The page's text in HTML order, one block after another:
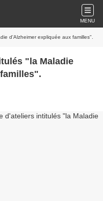
MENU
d'Alzheimer expliquée aux familles".
"la Maladie